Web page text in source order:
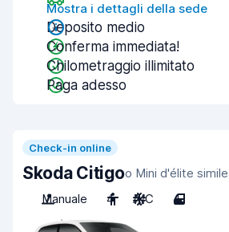
Mostra i dettagli della sede
Deposito medio
Conferma immediata!
Chilometraggio illimitato
Paga adesso
Check-in online
Skoda Citigoo Mini d'élite simile
Manuale
4 A/C 4